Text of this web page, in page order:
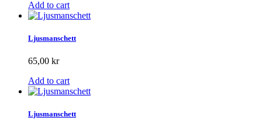
Add to cart
Ljusmanschett
65,00 kr
Add to cart
Ljusmanschett